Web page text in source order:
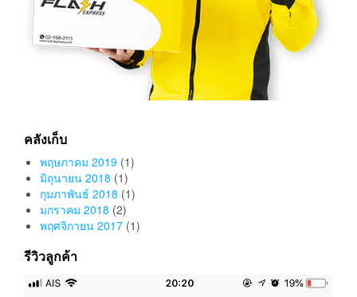
คลังเก็บ
พฤษภาคม 2019 (1)
มิถุนายน 2018 (1)
กุมภาพันธ์ 2018 (1)
มกราคม 2018 (2)
พฤศจิกายน 2017 (1)
รีวิวลูกค้า